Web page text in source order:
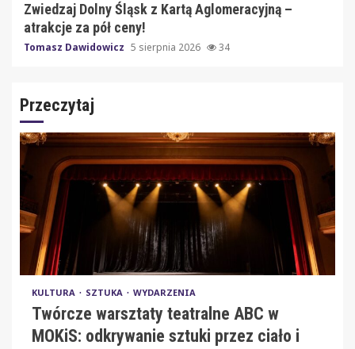
Zwiedzaj Dolny Śląsk z Kartą Aglomeracyjną –
atrakcje za pół ceny!
Tomasz Dawidowicz 5 sierpnia 2026 34
Przeczytaj
KULTURA SZTUKA WYDARZENIA
Twórcze warsztaty teatralne ABC w
MOKiS: odkrywanie sztuki przez ciało i